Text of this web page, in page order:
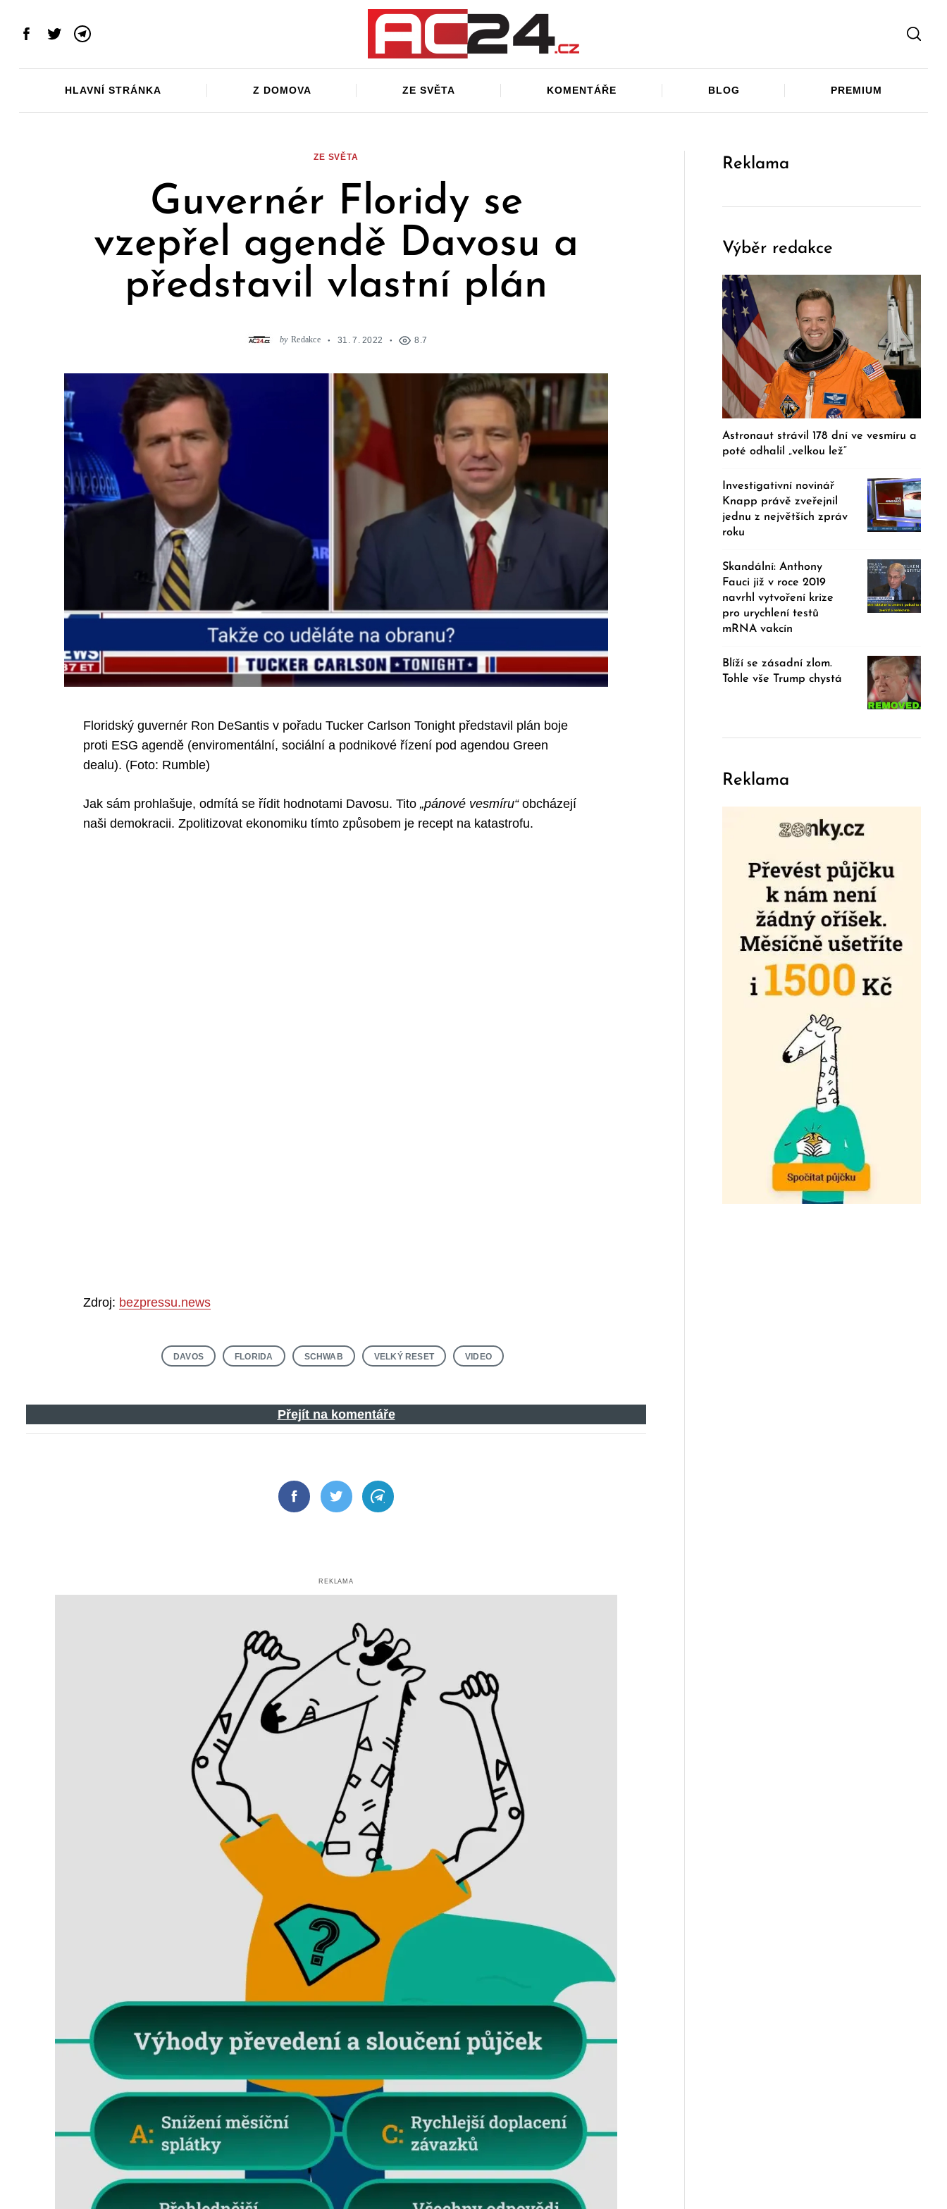
Facebook
TwitterTelegram
HLAVNÍ STRÁNKA Z DOMOVA ZE SVĚTA KOMENTÁŘE BLOG PREMIUM
ZE SVĚTA
Guvernér Floridy se
vzepřel agendě Davosu a
představil vlastní plán
by Redakce 31. 7. 2022 8.7
Floridský guvernér Ron DeSantis v pořadu Tucker Carlson Tonight představil plán boje
proti ESG agendě (enviromentální, sociální a podnikové řízení pod agendou Green
dealu). (Foto: Rumble)
Jak sám prohlašuje, odmítá se řídit hodnotami Davosu. Tito„pánové vesmíru“obcházejí
naši demokracii. Zpolitizovat ekonomiku tímto způsobem je recept na katastrofu.
Zdroj: bezpressu.news
DAVOS FLORIDA SCHWAB VELKÝ RESET VIDEO
Přejít na komentáře
FacebookTwitter Telegram
REKLAMA
Reklama
Výběr redakce
Astronaut strávil 178 dní ve vesmíru a
poté odhalil „velkou lež“
Investigativní novinář
Knapp právě zveřejnil
jednu z největších zpráv
roku
Skandální: Anthony
Fauci již v roce 2019
navrhl vytvoření krize
pro urychlení testů
mRNA vakcín
Blíží se zásadní zlom.
Tohle vše Trump chystá
Reklama